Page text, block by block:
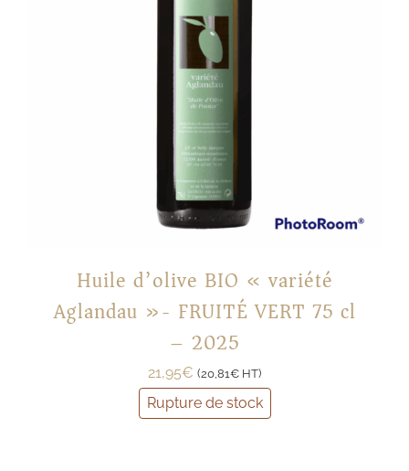
Huile d’olive BIO « variété
Aglandau »- FRUITÉ VERT 75 cl
– 2025
21,95€ (20,81€ HT)
Rupture de stock